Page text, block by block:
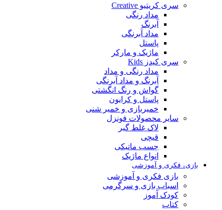
سری کریتیو Creative
مداد رنگی
آبرنگ
مداد آبرنگی
پاستل
ماژیک و مارکر
سری کیدز Kids
مداد رنگی و مداد
آبرنگ و مداد آبرنگی
گواش و رنگ انگشتی
پاستل و کرایون
خمیربازی و خمیر شنی
سایر محصولات فونزل
لاک غلط گیر
قیچی
چسب ماتیکی
انواع ماژیک
بازی، فکری و آموزشی
بازی فکری و آموزشی
اسباب بازی و سرگرمی
کودک آموز
کتاب